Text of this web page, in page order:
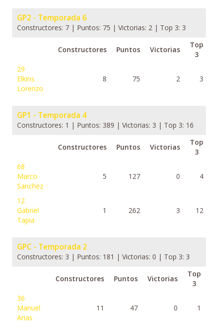
GP2 - Temporada 6
Constructores: 7 | Puntos: 75 | Victorias: 2 | Top 3: 3
Constructores Puntos Victorias
Top
3
29
Elkins
Lorenzo
8 75 2 3
GP1 - Temporada 4
Constructores: 1 | Puntos: 389 | Victorias: 3 | Top 3: 16
Constructores Puntos Victorias
Top
3
68
Marco
Sanchez
5 127 0 4
12
Gabriel
Tapia
1 262 3 12
GPC - Temporada 2
Constructores: 3 | Puntos: 181 | Victorias: 0 | Top 3: 3
Constructores Puntos Victorias
Top
3
36
Manuel
Arias
11 47 0 1